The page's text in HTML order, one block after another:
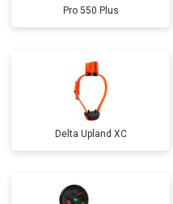
Pro 550 Plus
Delta Upland XC